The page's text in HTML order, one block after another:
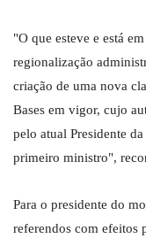
"O que esteve e está
regionalização
criação de uma nova
Bases em vigor, cujo
pelo atual Presidente
primeiro ministro",
Para o presidente do
referendos com efeitos